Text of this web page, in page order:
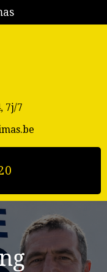
7j/7